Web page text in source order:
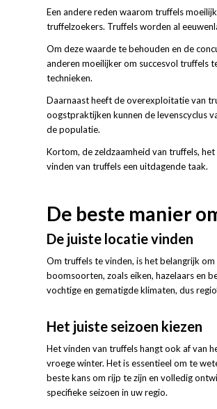
Een andere reden waarom truffels
truffelzoekers. Truffels worden al
Om deze waarde te behouden en de
anderen moeilijker om succesvol truffels
technieken.
Daarnaast heeft de overexploitatie van
oogstpraktijken kunnen de levenscyclus
de populatie.
Kortom, de zeldzaamheid van truffels,
vinden van truffels een uitdagende taak.
De beste manier
De juiste locatie vinden
Om truffels te vinden, is het belangrijk
boomsoorten, zoals eiken, hazelaars en
vochtige en gematigde klimaten, dus
Het juiste seizoen kiezen
Het vinden van truffels hangt ook af van
vroege winter. Het is essentieel om te
beste kans om rijp te zijn en volledig
specifieke seizoen in uw regio.